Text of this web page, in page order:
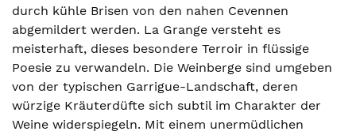
durch kühle Brisen von den nahen Cevennen
abgemildert werden. La Grange versteht es
meisterhaft, dieses besondere Terroir in flüssige
Poesie zu verwandeln. Die Weinberge sind umgeben
von der typischen Garrigue-Landschaft, deren
würzige Kräuterdüfte sich subtil im Charakter der
Weine widerspiegeln. Mit einem unermüdlichen